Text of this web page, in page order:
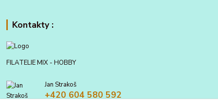
Kontakty :
FILATELIE MIX - HOBBY
Jan Strakoš
+420 604 580 592